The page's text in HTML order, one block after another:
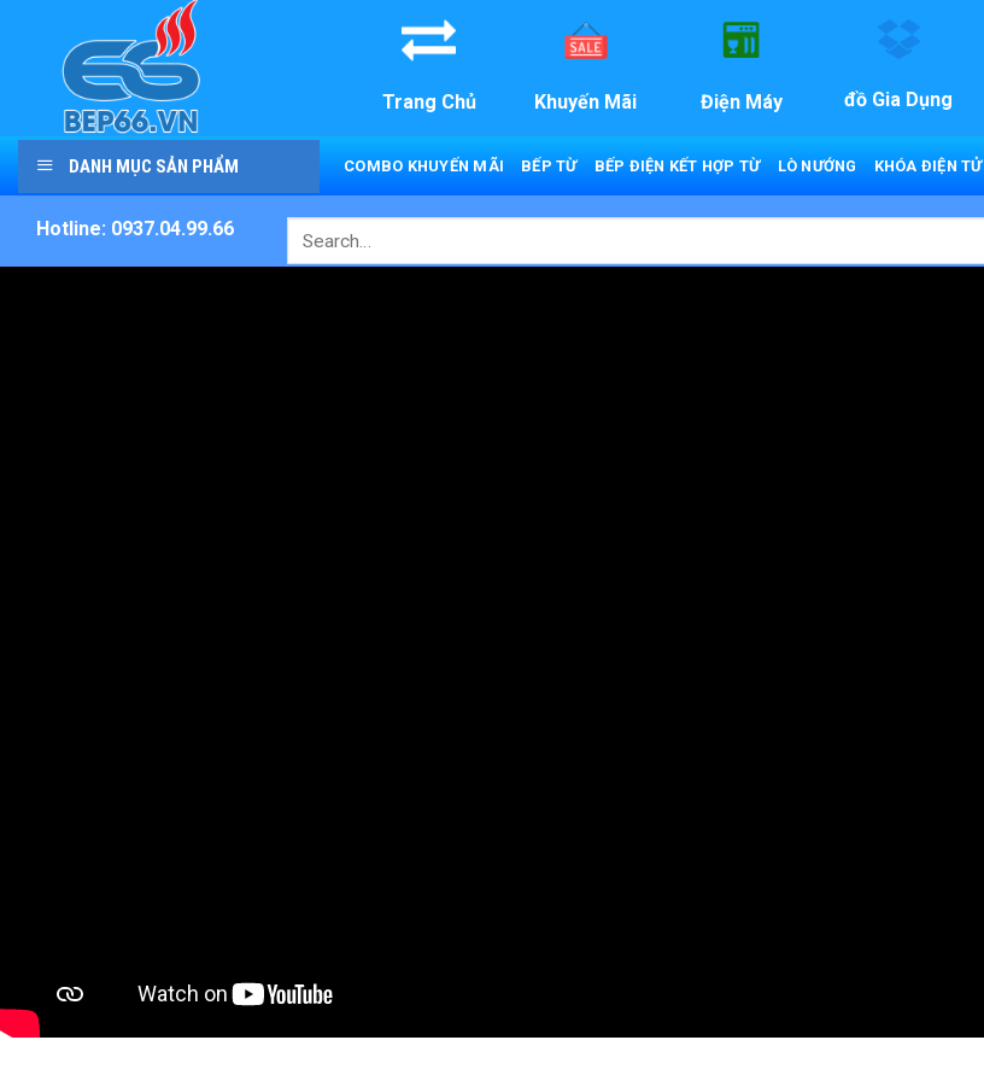
content
Trang Chủ
Khuyến Mãi Điện Máy đồ Gia Dụng
DANH MỤC SẢN PHẨM COMBO KHUYẾN MÃI BẾP TỪ BẾP ĐIỆN KẾT HỢP TỪ LÒ NƯỚNG KHÓA ĐIỆN TỬ
Hotline: 0937.04.99.66
Search
for: